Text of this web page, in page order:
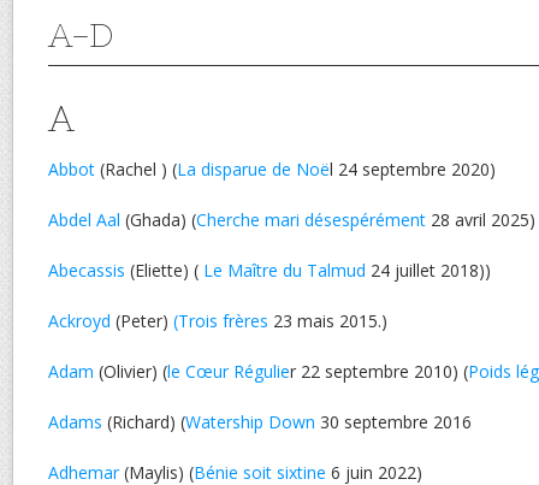
A-D
A
Abbot (Rachel ) (La disparue de Noël 24 septembre 2020)
Abdel Aal (Ghada) (Cherche mari désespérément 28 avril 2025)
Abecassis (Eliette) ( Le Maître du Talmud 24 juillet 2018))
Ackroyd (Peter) (Trois frères 23 mais 2015.)
Adam (Olivier) (le Cœur Régulier 22 septembre 2010) (Poids
Adams (Richard) (Watership Down 30 septembre 2016
Adhemar(Maylis) (Bénie soit sixtine 6 juin 2022)